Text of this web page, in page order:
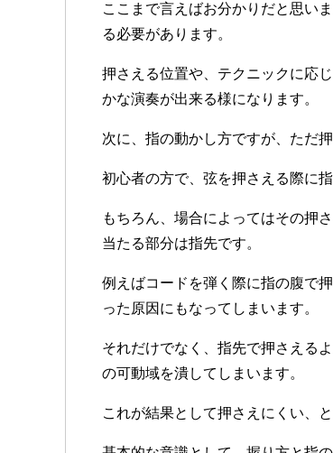
ここまで言えばお分かりだと思い
る必要があります。
押さえる位置や、テクニックに応
かな演奏が出来る様になります。
次に、指の動かし方ですが、ただ
初心者の方で、弦を押さえる際に
もちろん、場合によってはその押
当たる部分は指先です。
例えばコードを弾く際に指の腹で
った原因にもなってしまいます。
それだけでなく、指先で押さえる
の可動域を潰してしまいます。
これが結果として押さえにくい、